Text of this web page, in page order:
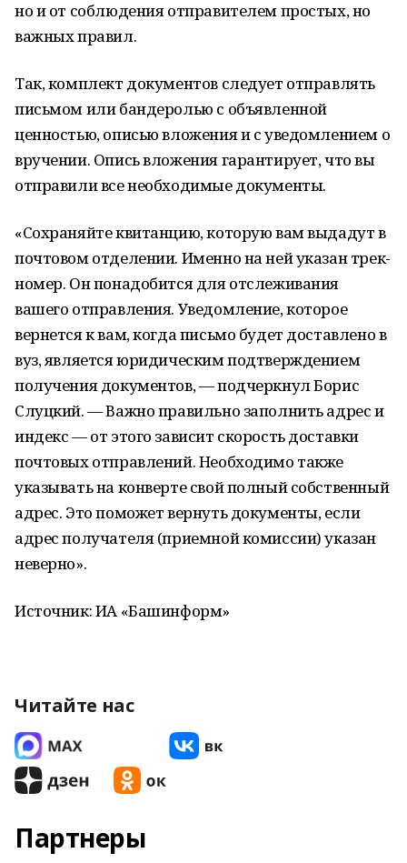
но и от соблюдения отправителем простых, но
важных правил.
Так, комплект документов следует отправлять
письмом или бандеролью с объявленной
ценностью, описью вложения и с уведомлением о
вручении. Опись вложения гарантирует, что вы
отправили все необходимые документы.
«Сохраняйте квитанцию, которую вам выдадут в
почтовом отделении. Именно на ней указан трек-
номер. Он понадобится для отслеживания
вашего отправления. Уведомление, которое
вернется к вам, когда письмо будет доставлено в
вуз, является юридическим подтверждением
получения документов, — подчеркнул Борис
Слуцкий. — Важно правильно заполнить адрес и
индекс — от этого зависит скорость доставки
почтовых отправлений. Необходимо также
указывать на конверте свой полный собственный
адрес. Это поможет вернуть документы, если
адрес получателя (приемной комиссии) указан
неверно».
Источник: ИА «Башинформ»
Читайте нас
Партнеры